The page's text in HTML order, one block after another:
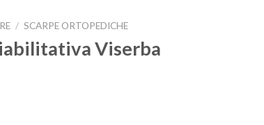
/ SCARPE ORTOPEDICHE
Viserba